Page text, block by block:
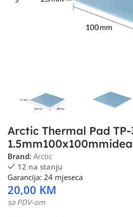
Arctic Thermal Pad TP-
Brand: Arctic
12 na stanju
Garancija: 24 mjeseca
20,00 KM
sa PDV-om